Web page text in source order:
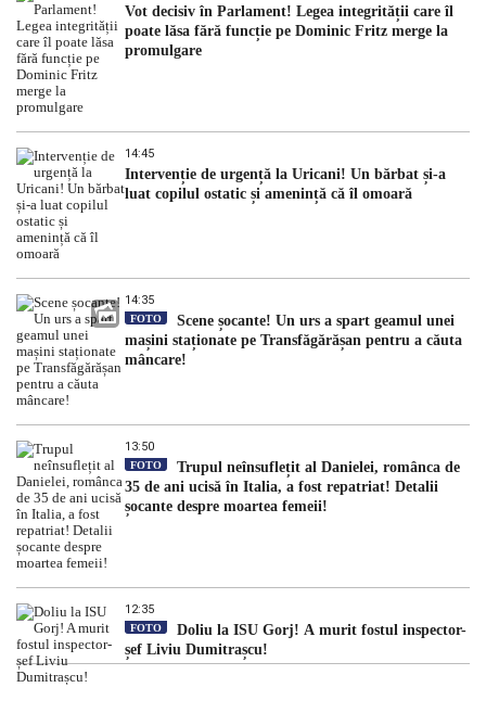
Vot decisiv în Parlament! Legea integrității care îl
poate lăsa fără funcție pe Dominic Fritz merge la
promulgare
14:45
Intervenție de urgență la Uricani! Un bărbat și-a
luat copilul ostatic și amenință că îl omoară
14:35
FOTO
Scene șocante! Un urs a spart geamul unei
mașini staționate pe Transfăgărășan pentru a căuta
mâncare!
13:50
FOTO
Trupul neînsuflețit al Danielei, românca de
35 de ani ucisă în Italia, a fost repatriat! Detalii
șocante despre moartea femeii!
12:35
FOTO
Doliu la ISU Gorj! A murit fostul inspector-
șef Liviu Dumitrașcu!